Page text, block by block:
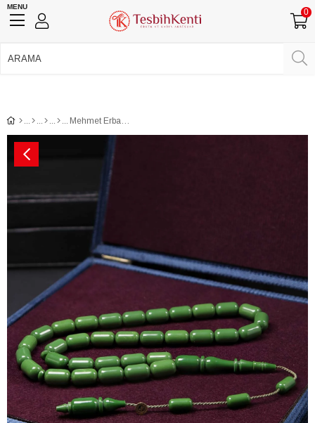
MENU
0
Mehmet Erbabacan Kapsül Yeşil Katalin Bowling Topu Tesbih